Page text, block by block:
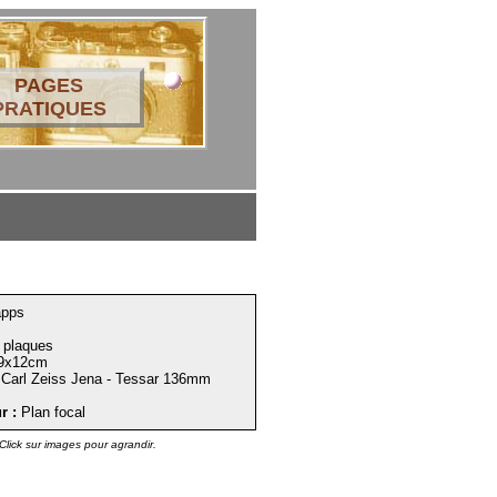
PAGES
Zeiss Jena - Tessar 136mm
: Plan focal
sur images pour agrandir.